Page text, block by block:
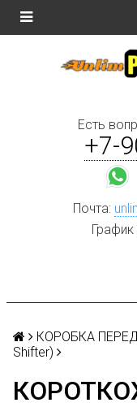
Есть
+7-
Почта:
КОРОБКА
Shifter)